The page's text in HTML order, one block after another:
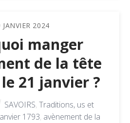
JANVIER 2024
manger
de la tête
21 janvier ?
SAVOIRS, Traditions, us et
1793, avènement de la